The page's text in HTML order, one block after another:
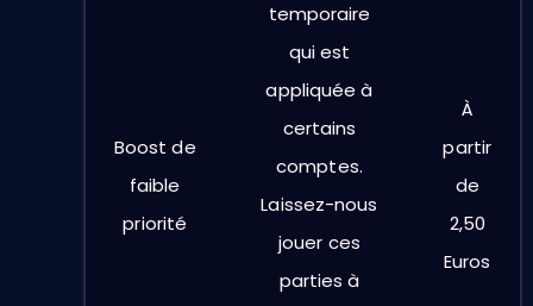
Boost de
faible
priorité
temporaire
qui est
appliquée à
certains
comptes.
Laissez-nous
jouer ces
parties à
À
partir
de
2,50
Euros